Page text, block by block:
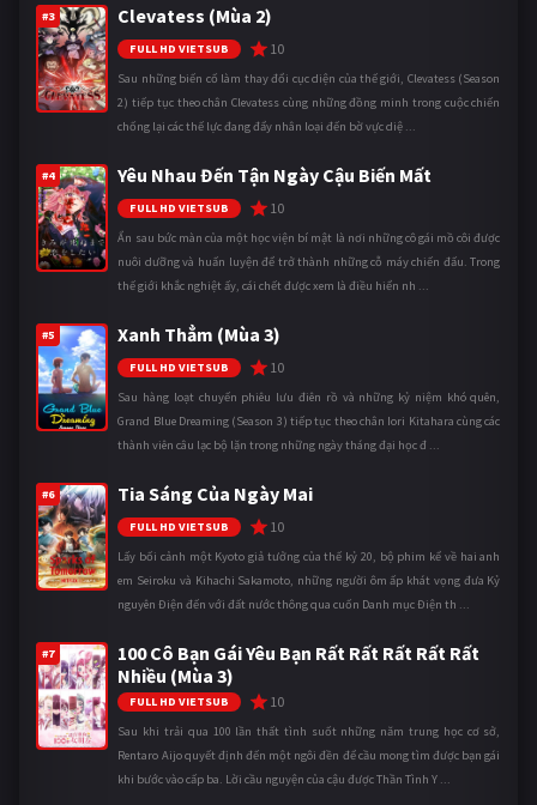
#3 Clevatess (Mùa 2)
FULL HD VIETSUB 10
Sau những biến cố làm thay đổi cục diện của thế giới, Clevatess (Season
2) tiếp tục theo chân Clevatess cùng những đồng minh trong cuộc chiến
chống lại các thế lực đang đẩy nhân loại đến bờ vực diệ ...
#4 Yêu Nhau Đến Tận Ngày Cậu Biến Mất
FULL HD VIETSUB 10
Ẩn sau bức màn của một học viện bí mật là nơi những cô gái mồ côi được
nuôi dưỡng và huấn luyện để trở thành những cỗ máy chiến đấu. Trong
thế giới khắc nghiệt ấy, cái chết được xem là điều hiển nh ...
#5 Xanh Thẳm (Mùa 3)
FULL HD VIETSUB 10
Sau hàng loạt chuyến phiêu lưu điên rồ và những kỷ niệm khó quên,
Grand Blue Dreaming (Season 3) tiếp tục theo chân Iori Kitahara cùng các
thành viên câu lạc bộ lặn trong những ngày tháng đại học đ ...
#6 Tia Sáng Của Ngày Mai
FULL HD VIETSUB 10
Lấy bối cảnh một Kyoto giả tưởng của thế kỷ 20, bộ phim kể về hai anh
em Seiroku và Kihachi Sakamoto, những người ôm ấp khát vọng đưa Kỷ
nguyên Điện đến với đất nước thông qua cuốn Danh mục Điện th ...
#7
100 Cô Bạn Gái Yêu Bạn Rất Rất Rất Rất Rất
Nhiều (Mùa 3)
FULL HD VIETSUB 10
Sau khi trải qua 100 lần thất tình suốt những năm trung học cơ sở,
Rentaro Aijo quyết định đến một ngôi đền để cầu mong tìm được bạn gái
khi bước vào cấp ba. Lời cầu nguyện của cậu được Thần Tình Y ...